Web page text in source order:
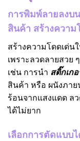
การพิมพ์ลายลงบ
สินค้า สร้างความ
สร้างความโดดเด่น
เพราะลวดลายสวย
เช่น การนำ สติ๊กเก
สินค้า หรือ ผนังภา
ร้อนจากแสงแดด ล
ได้ไม่ยาก
เลือกการตัดแบบ